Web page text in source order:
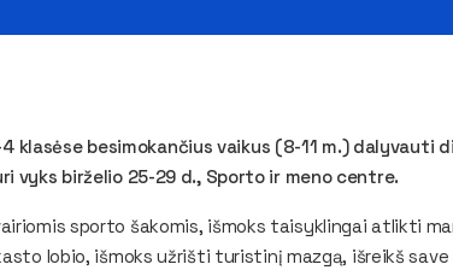
4 klasėse besimokančius vaikus (8-11 m.) dalyvauti
vyks birželio 25-29 d., Sporto ir meno centre.
sporto šakomis, išmoks taisyklingai atlikti
lobio, išmoks užrišti turistinį mazgą, išreikš save